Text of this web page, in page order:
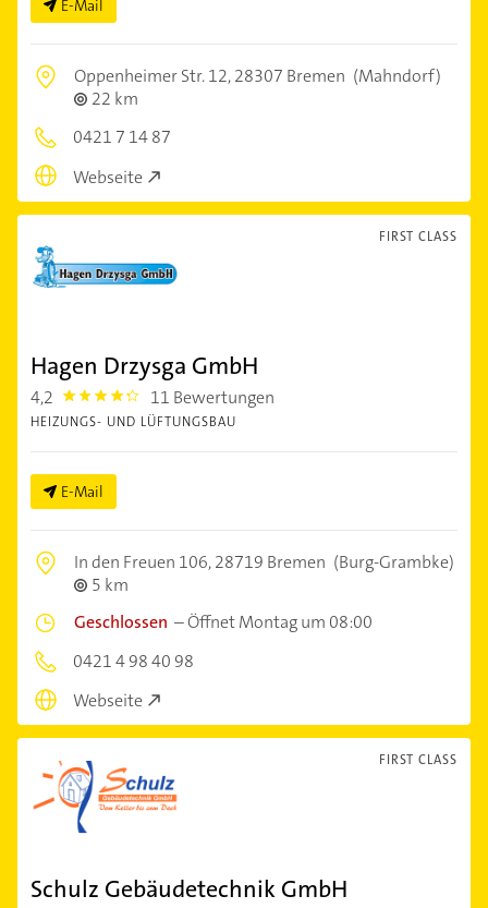
E-Mail
Oppenheimer Str. 12,28307 Bremen (Mahndorf)
22 km
0421 7 14 87
Webseite
FIRST CLASS
Hagen Drzysga GmbH
4,2 4.2000003 11 Bewertungen
HEIZUNGS- UND LÜFTUNGSBAU
E-Mail
In den Freuen 106,28719 Bremen (Burg-Grambke)
5 km
Geschlossen –Öffnet Montag um 08:00
0421 4 98 40 98
Webseite
FIRST CLASS
Schulz Gebäudetechnik GmbH